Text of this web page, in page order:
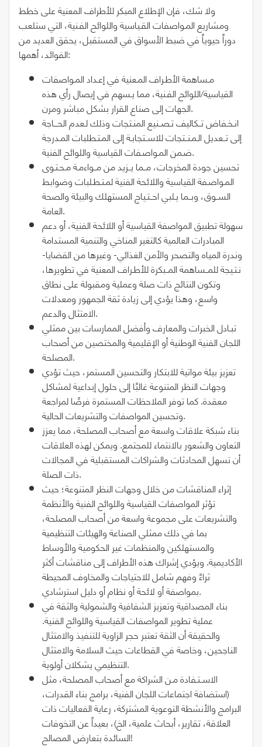
ولا شك، فإن الإطلاع المبكر للأطراف المعنية على خطط
ومشاريع المـواصفات القـياسية واللوائح الفـنية، التي ستلعب
دوراً حيوياً في ضبط الأسواق في المستقبل، يحقق العديد من
الفوائد، أهمها:
مـساهمة الأطـراف المـعنية في إعـداد المـواصفات
القياسية/اللوائح الفـنية، مما يـسهم في إيصال رأي هذه
الجهات إلى صناع القرار بشكل مباشر ومرن.
انـخـفاض تــكاليف تـصــنيع المنـتجات وذلك لـعدم الحـــاجة
إلى تــعديل الـمـنــتجات للاســتجابـة إلى المـتـطلبات المـدرجة
ضـمن المـواصـفات القياسية واللوائح الفنية.
تحسين جودة المخرجات، مــما يــزيد من مــواءمـة مـحـتـوى
المـواصـفة القياسية واللائحة الفنية لمـتـطـلبات وضوابط
الســوق، وبــما يـلبي احــتـياج المستهلك والبيئة والصحة
العامة.
سهولة تطبيق المواصفة القياسية أو اللائحة الفنية، أو دعم
المبادرات العالمية كالتغير المناخي والتنمية المستدامة
وندرة المياه والتصحر والأمن الغذائي- وغيرها من القضايا-
نـتـيجة للمــساهمة المــبكرة للأطـراف المعنية في تطويرها،
وتكون النتائج ذات صلة وعملية ومقبولة على نطاق
واسع، وهذا يؤدي إلى زيادة ثقة الجمهور ومعدلات
الامتثال والدعم.
تبـادل الخبرات والمعارف وأفضل الممارسات بين ممثلي
اللجان الفنية الوطنية أو الإقليمية والمختصين من أصحاب
المصلحة.
تعزيز بيئة مواتية للابتكار والتحسين المستمر، حيث تؤدي
وجهات النظر المتنوعة غالبًا إلى حلول إبداعية لمشاكل
معقدة. كما توفر الملاحظات المستمرة فرصًا لمراجعة
وتحسين المواصفات والتشريعات الحالية.
بناء شبكة علاقات واسعة مع أصحاب المصلحة، مما يعزز
التعاون والشعور بالانتماء للمجتمع. ويمكن لهذه العلاقات
أن تسهل المحادثات والشراكات المستقبلية في المجالات
ذات الصلة.
إثراء المناقشات من خلال وجهات النظر المتنوعة؛ حيث
تؤثر المواصفات القياسية واللوائح الفنية والأنظمة
والتشريعات على مجموعة واسعة من أصحاب المصلحة،
بما في ذلك ممثلي الصناعة والهيئات التنظيمية
والمستهلكين والمنظمات غير الحكومية والأوساط
الأكاديمية. ويؤدي إشراك هذه الأطراف إلى مناقشات أكثر
ثراءً وفهم شامل للاحتياجات والمخاوف المحيطة
بمواصفة أو لائحة أو نظام أو دليل استرشادي.
بناء المصداقية وتعزيز الشفافية والشمولية والثقة في
عملية تطوير المواصفات القياسية واللوائح الفنية.
والحقيقة أن الثقة تعتبر حجر الزاوية للتنفيذ والامتثال
الناجحين، وخاصة في القطاعات حيث السلامة والامتثال
التنظيمي يشكلان أولوية.
الاســتـفادة مـن الشراكة مع أصحاب المصلحة، مثل
(استضافة اجتماعات اللجان الفنية، برامج بناء القدرات،
البرامج والأنشطة التوعوية المشتركة، رعاية الفعاليات ذات
العلاقة، تقارير، أبحاث علمية، الخ)، بعيداً عن التخوفات
السائدة بتعارض المصالح!